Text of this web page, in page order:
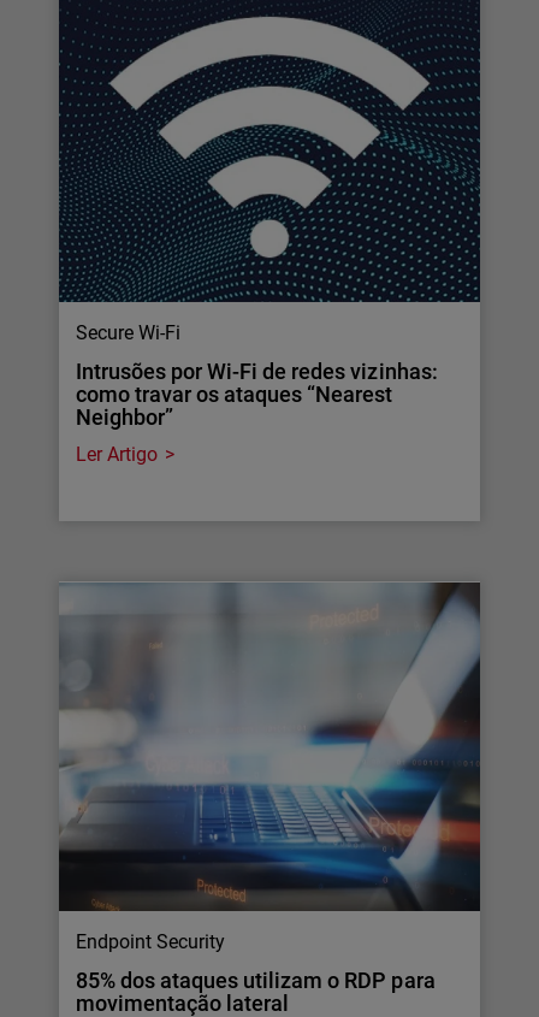
Secure Wi-Fi
Intrusões por Wi-Fi de redes vizinhas:
como travar os ataques “Nearest
Neighbor”
Ler Artigo
Endpoint Security
85% dos ataques utilizam o RDP para
movimentação lateral